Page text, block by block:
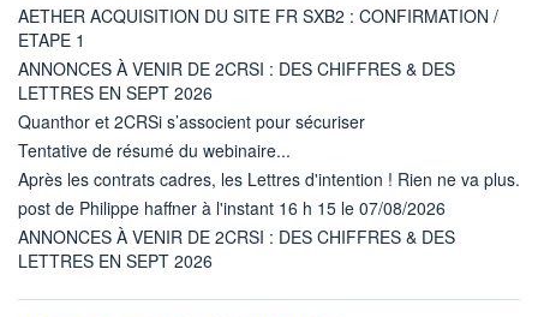
AETHER ACQUISITION DU SITE FR SXB2 : CONFIRMATION /
ETAPE 1
ANNONCES À VENIR DE 2CRSI : DES CHIFFRES & DES
LETTRES EN SEPT 2026
Quanthor et 2CRSi s’associent pour sécuriser
Tentative de résumé du webinaire...
Après les contrats cadres, les Lettres d'intention ! Rien ne va plus.
post de Philippe haffner à l'instant 16 h 15 le 07/08/2026
ANNONCES À VENIR DE 2CRSI : DES CHIFFRES & DES
LETTRES EN SEPT 2026